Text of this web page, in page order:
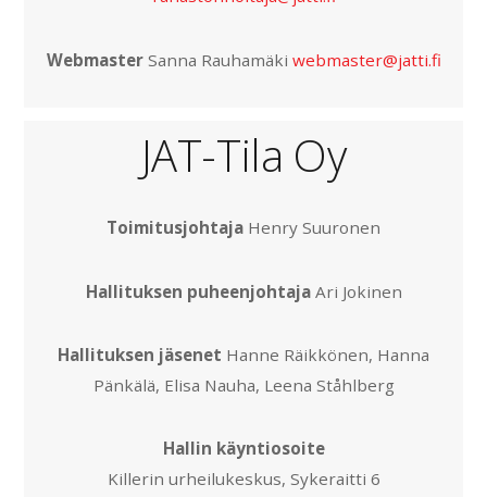
WebmasterSanna Rauhamäki webmaster@jatti.fi
JAT-Tila Oy
Toimitusjohtaja Henry Suuronen
Hallituksen puheenjohtajaAri Jokinen
Hallituksen jäsenet Hanne Räikkönen, Hanna
Pänkälä, Elisa Nauha, Leena Ståhlberg
Hallin käyntiosoite
Killerin urheilukeskus, Sykeraitti 6